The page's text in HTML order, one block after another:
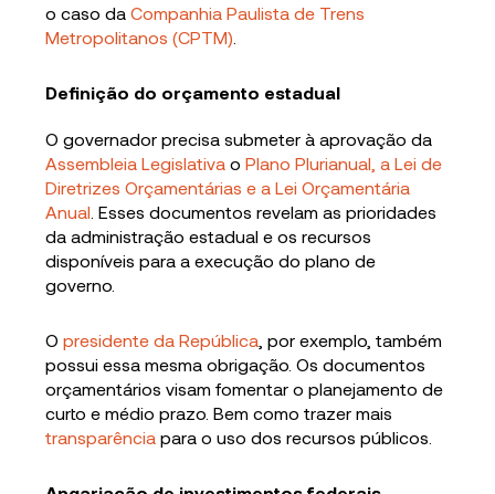
o caso daCompanhia Paulista de Trens
Metropolitanos (CPTM)
Definição do orçamento estadual
O governador precisa submeter à aprovação da
Assembleia Legislativa oPlano Plurianual, a Lei de
Diretrizes Orçamentárias e a Lei Orçamentária
Anual . Esses documentos revelam as prioridades
da administração estadual e os recursos
disponíveis para a execução do plano de
governo.
Opresidente da República , por exemplo, também
possui essa mesma obrigação. Os documentos
orçamentários visam fomentar o planejamento de
curto e médio prazo. Bem como trazer mais
transparência para o uso dos recursos públicos.